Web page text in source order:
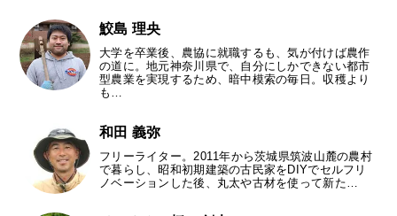
鮫島 理央
大学を卒業後、農協に就職するも、気が付けば農作
の道に。地元神奈川県で、自分にしかできない都市
型農業を実現するため、暗中模索の毎日。収穫より
も…
和田 義弥
フリーライター。2011年から茨城県筑波山麓の農村
で暮らし、昭和初期建築の古民家をDIYでセルフリ
ノベーションした後、丸太や古材を使って新た…